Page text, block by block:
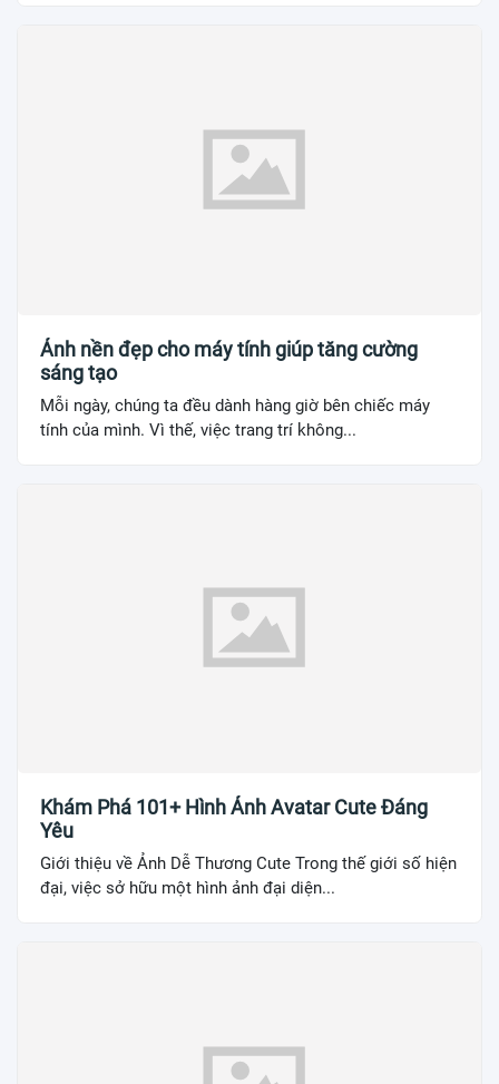
Ảnh nền đẹp cho máy tính giúp tăng cường
sáng tạo
Mỗi ngày, chúng ta đều dành hàng giờ bên chiếc máy
tính của mình. Vì thế, việc trang trí không...
Khám Phá 101+ Hình Ảnh Avatar Cute Đáng
Yêu
Giới thiệu về Ảnh Dễ Thương Cute Trong thế giới số hiện
đại, việc sở hữu một hình ảnh đại diện...